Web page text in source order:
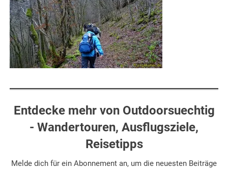
Entdecke mehr von Outdoorsuechtig
- Wandertouren, Ausflugsziele,
Reisetipps
Melde dich für ein Abonnement an, um die neuesten Beiträge